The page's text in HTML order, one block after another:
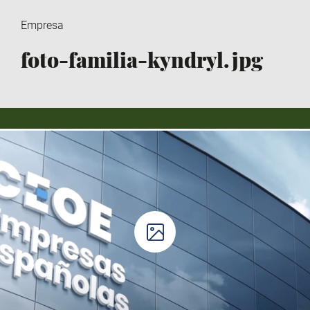
Empresa
foto-familia-kyndryl.jpg